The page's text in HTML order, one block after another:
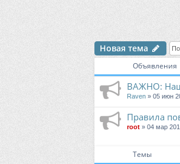
Новая тема
Объявления
ВАЖНО:
Raven » 05 июн
Правила
root » 04 мар
Темы